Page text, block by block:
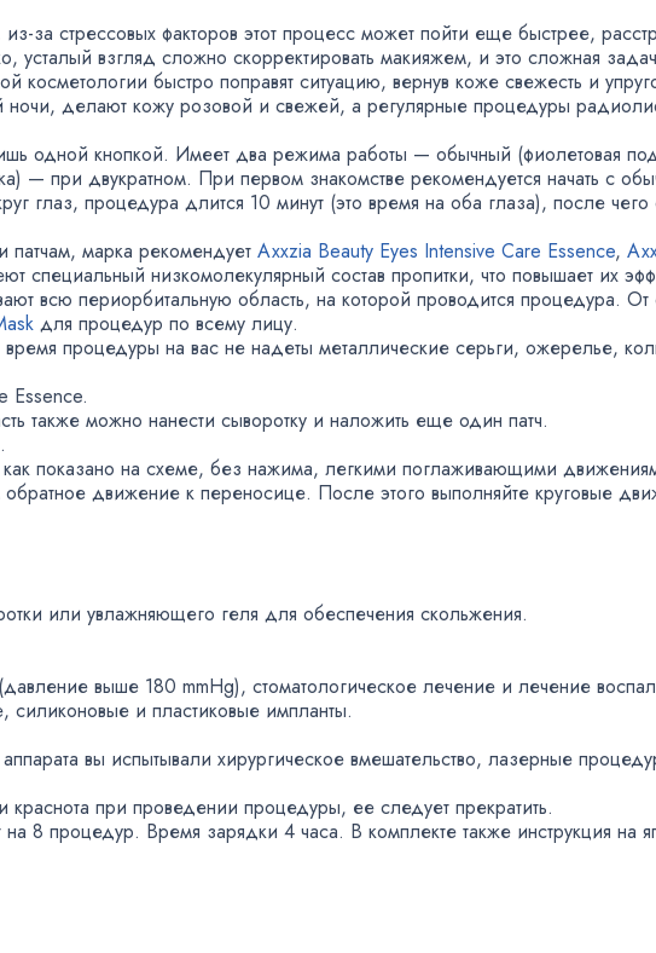
из-за стрессовых факторов этот процесс может пойти еще быстрее,
, усталый взгляд сложно скорректировать макияжем, и это сложная
быстро поправят ситуацию, вернув коже свежесть и
ночи, делают кожу розовой и свежей, а регулярные процедуры
одной кнопкой. Имеет два режима работы — обычный (фиолетовая
— при двукратном. При первом знакомстве рекомендуется начать с
глаз, процедура длится 10 минут (это время на оба глаза), после чего
патчам, марка рекомендует Axxzia Beauty Eyes Intensive Care Essence,
специальный низкомолекулярный состав пропитки, что повышает их
всю периорбитальную область, на которой проводится процедура.
для процедур по всему лицу.
время процедуры на вас не надеты металлические серьги, ожерелье,
Essence.
также можно нанести сыворотку и наложить еще один патч.
как показано на схеме, без нажима, легкими поглаживающими
обратное движение к переносице. После этого выполняйте круговые
или увлажняющего геля для обеспечения скольжения.
(давление выше 180 mmHg), стоматологическое лечение и лечение
, силиконовые и пластиковые импланты.
вы испытывали хирургическое вмешательство, лазерные
при проведении процедуры, ее следует прекратить.
на 8 процедур. Время зарядки 4 часа. В комплекте также инструкция на